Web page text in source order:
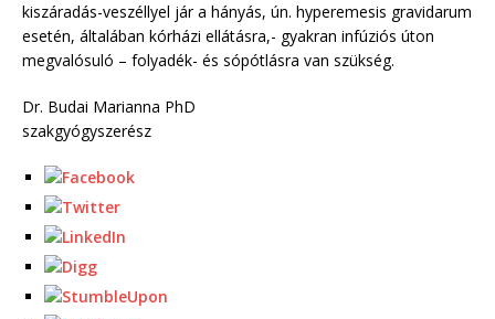
kiszáradás-veszéllyel jár a hányás, ún. hyperemesis gravidarum
esetén, általában kórházi ellátásra,- gyakran infúziós úton
megvalósuló – folyadék- és sópótlásra van szükség.
Dr. Budai Marianna PhD
szakgyógyszerész